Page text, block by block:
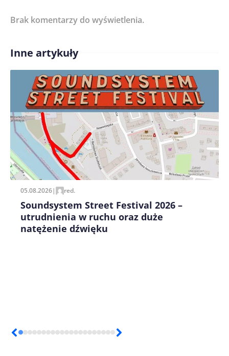
Treść komentarza*
Imię/ Nick*
Zapamiętaj moje dane w tej przeglądarce podczas
pisania kolejnych komentarzy.
Brak komentarzy do wyświetlenia.
Inne artykuły
05.08.2026| red.
Soundsystem Street Festival 2026 –
utrudnienia w ruchu oraz duże
natężenie dźwięku